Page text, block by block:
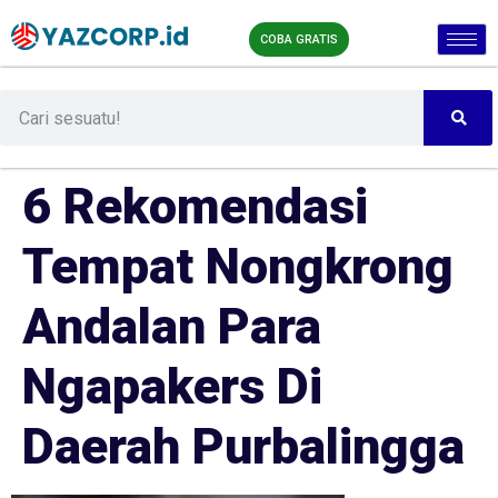
COBA GRATIS
6 Rekomendasi
Tempat Nongkrong
Andalan Para
Ngapakers Di
Daerah Purbalingga